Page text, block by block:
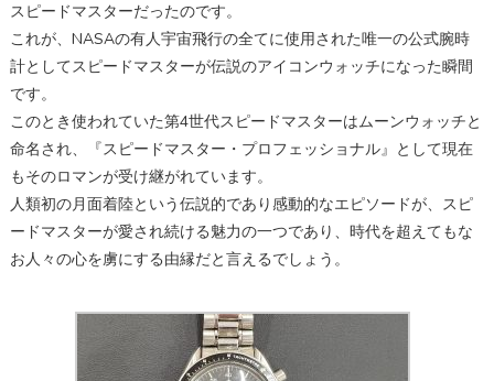
スピードマスターだったのです。
これが、NASAの有人宇宙飛行の全てに使用された唯一の公式腕時
計としてスピードマスターが伝説のアイコンウォッチになった瞬間
です。
このとき使われていた第4世代スピードマスターはムーンウォッチと
命名され、『スピードマスター・プロフェッショナル』として現在
もそのロマンが受け継がれています。
人類初の月面着陸という伝説的であり感動的なエピソードが、スピ
ードマスターが愛され続ける魅力の一つであり、時代を超えてもな
お人々の心を虜にする由縁だと言えるでしょう。